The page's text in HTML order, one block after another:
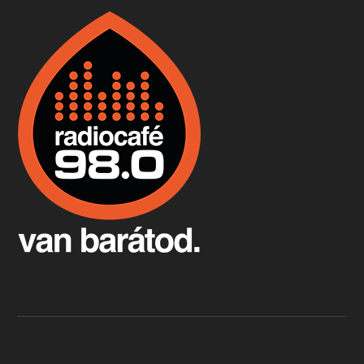
Boston, teadélután, bab és homár
Apr 9, 2026 • 00:37:17
Fermentáljunk, a testünk meghálálja!
Apr 3, 2026 • 00:36:07